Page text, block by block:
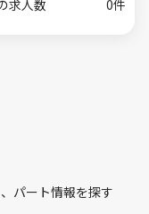
求人数 0件
パート情報を探す